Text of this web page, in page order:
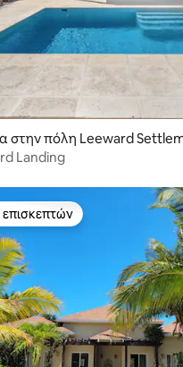
στην πόλη Leeward
Landing
επισκεπτών
επισκεπτών